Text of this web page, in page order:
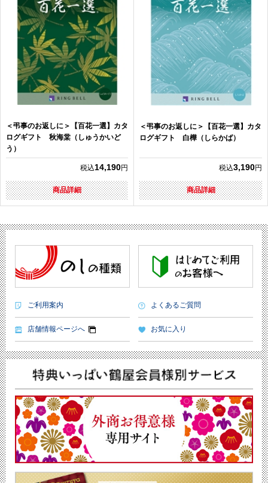
＜弔事のお返しに＞【百花一選】カタ
ログギフト 秋海棠（しゅうかいど
う）
税込14,190円
商品詳細
＜弔事のお返しに＞【百花一選】カタ
ログギフト 白樺（しらかば）
税込3,190円
商品詳細
ご利用案内 よくあるご質問
店舗情報ページへ お気に入り